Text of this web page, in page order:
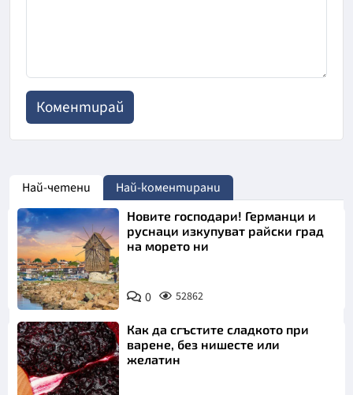
Най-четени Най-коментирани
Новите господари! Германци и
руснаци изкупуват райски град
на морето ни
0 52862
Как да сгъстите сладкото при
варене, без нишесте или
желатин